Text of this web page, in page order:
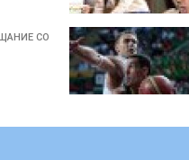
СО